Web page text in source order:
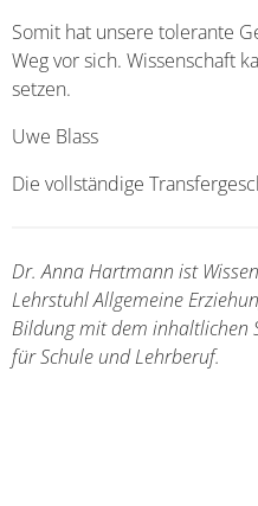
Somit hat unsere tolerante
Weg vor sich. Wissenschaft
setzen.
Uwe Blass
Die vollständige
Dr. Anna Hartmann ist
Lehrstuhl Allgemeine
Bildung mit dem inhaltlichen
für Schule und Lehrberuf.